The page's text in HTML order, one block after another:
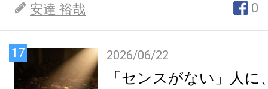
安達 裕哉 0
17 2026/06/22
「センスがない」人